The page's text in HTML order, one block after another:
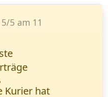
5 am 23
Kurier